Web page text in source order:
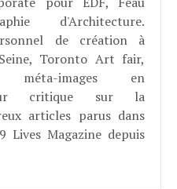
d'Architecture.
de création à
Toronto Art fair,
méta-images en
critique sur la
articles parus dans
Lives Magazine depuis